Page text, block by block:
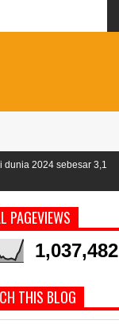
3,1
PAGEVIEWS
1,037,482
THIS BLOG